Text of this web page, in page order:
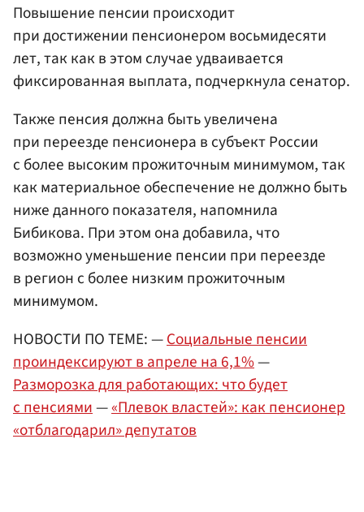
Повышение пенсии происходит
при достижении пенсионером восьмидесяти
лет, так как в этом случае удваивается
фиксированная выплата, подчеркнула сенатор.
Также пенсия должна быть увеличена
при переезде пенсионера в субъект России
с более высоким прожиточным минимумом, так
как материальное обеспечение не должно быть
ниже данного показателя, напомнила
Бибикова. При этом она добавила, что
возможно уменьшение пенсии при переезде
в регион с более низким прожиточным
минимумом.
НОВОСТИ ПО ТЕМЕ: —Социальные пенсии
проиндексируют в апреле на 6,1%—
Разморозка для работающих: что будет
с пенсиями—«Плевок властей»: как пенсионер
«отблагодарил» депутатов